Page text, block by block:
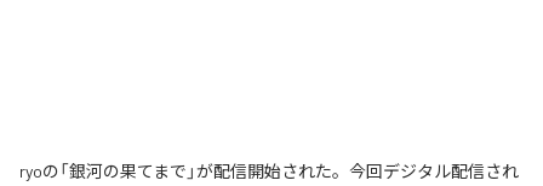
ryoの「銀河の果てまで」が配信開始された。今回デジタル配信され